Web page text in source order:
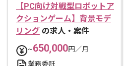
【PC向け対戦型ロボットア
クションゲーム】背景モデ
リング の求人・案件
~650,000円／月
業務委託